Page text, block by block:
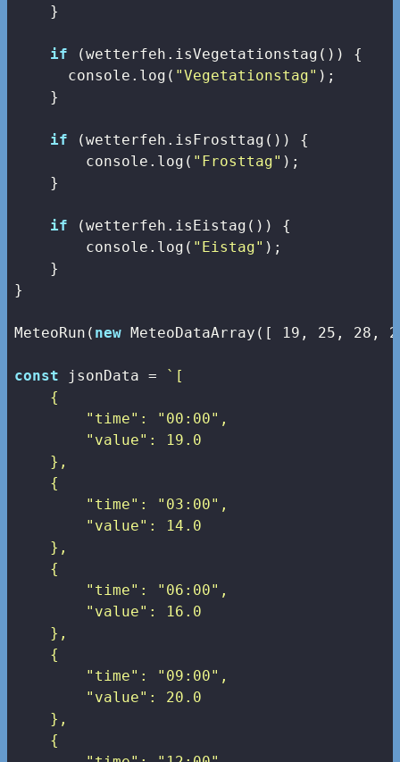
    }
if (wetterfeh.isVegetationstag()) {
console .log( "Vegetationstag" );
    }
if (wetterfeh.isFrosttag()) {
console .log( "Frosttag" );
    }
if (wetterfeh.isEistag()) {
console .log( "Eistag" );
    }
}
MeteoRun( new MeteoDataArray([ 19 , 25 , 28 ,
const jsonData = `[
    {
        "time": "00:00",
        "value": 19.0
    },
    {
        "time": "03:00",
        "value": 14.0
    },
    {
        "time": "06:00",
        "value": 16.0
    },
    {
        "time": "09:00",
        "value": 20.0
    },
    {